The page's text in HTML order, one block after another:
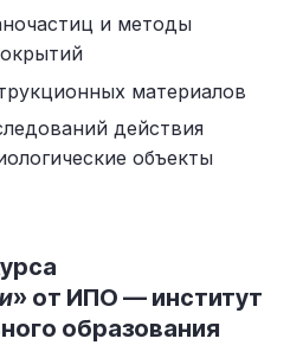
и методы
материалов
действия
объекты
» от ИПО — институт
образования